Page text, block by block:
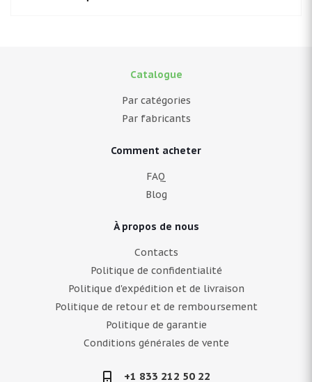
Catalogue
Par catégories
Par fabricants
Comment acheter
FAQ
Blog
À propos de nous
Contacts
Politique de confidentialité
Politique d'expédition et de livraison
Politique de retour et de remboursement
Politique de garantie
Conditions générales de vente
+1 833 212 50 22